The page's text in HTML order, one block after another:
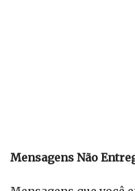
Mensagens Não